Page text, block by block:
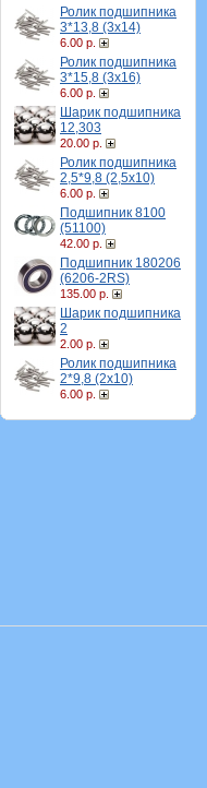
Ролик подшипника
3*13,8 (3х14)
6.00 р.
Ролик подшипника
3*15,8 (3х16)
6.00 р.
Шарик подшипника
12,303
20.00 р.
Ролик подшипника
2,5*9,8 (2,5х10)
6.00 р.
Подшипник 8100
(51100)
42.00 р.
Подшипник 180206
(6206-2RS)
135.00 р.
Шарик подшипника
2
2.00 р.
Ролик подшипника
2*9,8 (2х10)
6.00 р.